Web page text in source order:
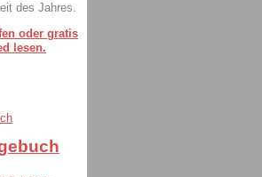
oder gratis
lesen.